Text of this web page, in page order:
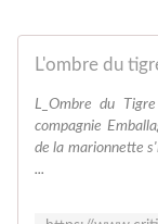
L_Ombre du
compagnie
de la marionnette
...